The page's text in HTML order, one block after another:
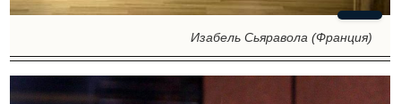
Изабель Сьяравола (Франция)